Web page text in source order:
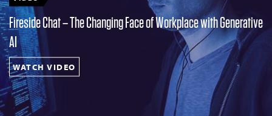
IDC Market Note: Infosys Microsoft Business Applications
Practice: Building Smarter and Resilient Enterprises for the New
Normal
READ MORE